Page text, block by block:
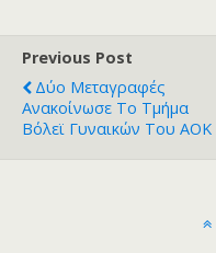
Previous Post
Δύο Μεταγραφές
Ανακοίνωσε Το Τμήμα
Βόλεϊ Γυναικών Του ΑΟΚ